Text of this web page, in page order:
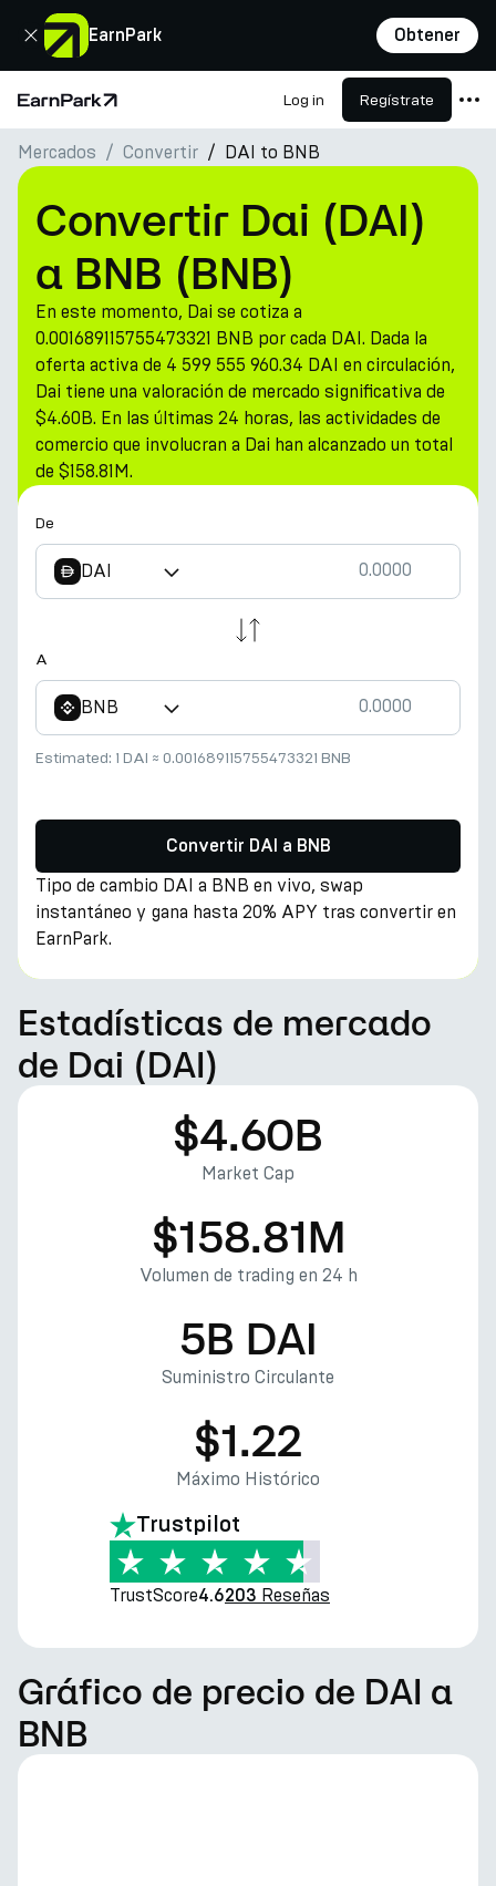
EarnPark Obtener
Cerrar
Página de inicio Log in Regístrate
Productos
Mercados
Calculadoras
PARK Token
Recursos
Compañía
Mercados Convertir DAI to BNB
Convertir Dai (DAI)
a BNB (BNB)
En este momento, Dai se cotiza a
0.001689115755473321 BNB por cada DAI. Dada la
oferta activa de 4 599 555 960.34 DAI en circulación,
Dai tiene una valoración de mercado significativa de
$4.60B. En las últimas 24 horas, las actividades de
comercio que involucran a Dai han alcanzado un total
de $158.81M.
De
DAI
A
BNB
Estimated: 1 DAI ≈ 0.001689115755473321 BNB
Convertir DAI a BNB
Tipo de cambio DAI a BNB en vivo, swap
instantáneo y gana hasta 20% APY tras convertir en
EarnPark.
Estadísticas de mercado
de Dai (DAI)
$4.60B
Market Cap
$158.81M
Volumen de trading en 24 h
5B DAI
Suministro Circulante
$1.22
Máximo Histórico
Trustpilot
TrustScore4.6203 Reseñas
Gráfico de precio de DAI a
BNB